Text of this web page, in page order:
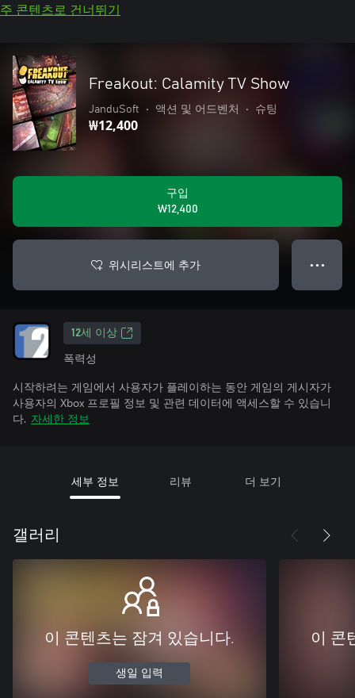
주 콘텐츠로 건너뛰기
Freakout: Calamity TV Show
JanduSoft • 액션 및 어드벤처 • 슈팅
₩12,400
구입
₩12,400
위시리스트에 추가 ● ● ●
12세 이상
폭력성
시작하려는 게임에서 사용자가 플레이하는 동안 게임의 게시자가
사용자의 Xbox 프로필 정보 및 관련 데이터에 액세스할 수 있습니
다. 자세한 정보
세부 정보 리뷰 더 보기
갤러리
이 콘텐츠는 잠겨 있습니다.
생일 입력
이 콘